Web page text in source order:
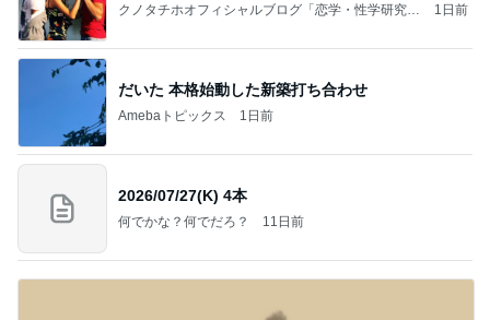
クノタチホオフィシャルブログ「恋学・性学研究
1日前
だいた 本格始動した新築打ち合わせ
Amebaトピックス 1日前
2026/07/27(K) 4本
何でかな？何でだろ？ 11日前